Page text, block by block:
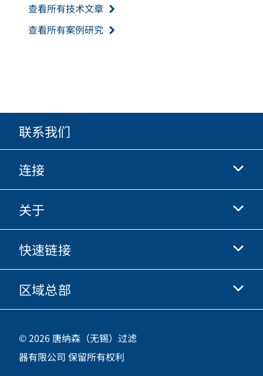
查看所有技术文章
查看所有案例研究
联系我们
连接
抖音
快手
优酷
微信
关于
关于我们
商业行为准则
职业发展
快速链接
唐纳森电商网站
投资人
供应商
区域总部
中国江苏省无锡市新吴区
新加坡工业园新都路16号，邮编 214028
咨询热线
© 2026 唐纳森（无锡）过滤
器有限公司 保留所有权利